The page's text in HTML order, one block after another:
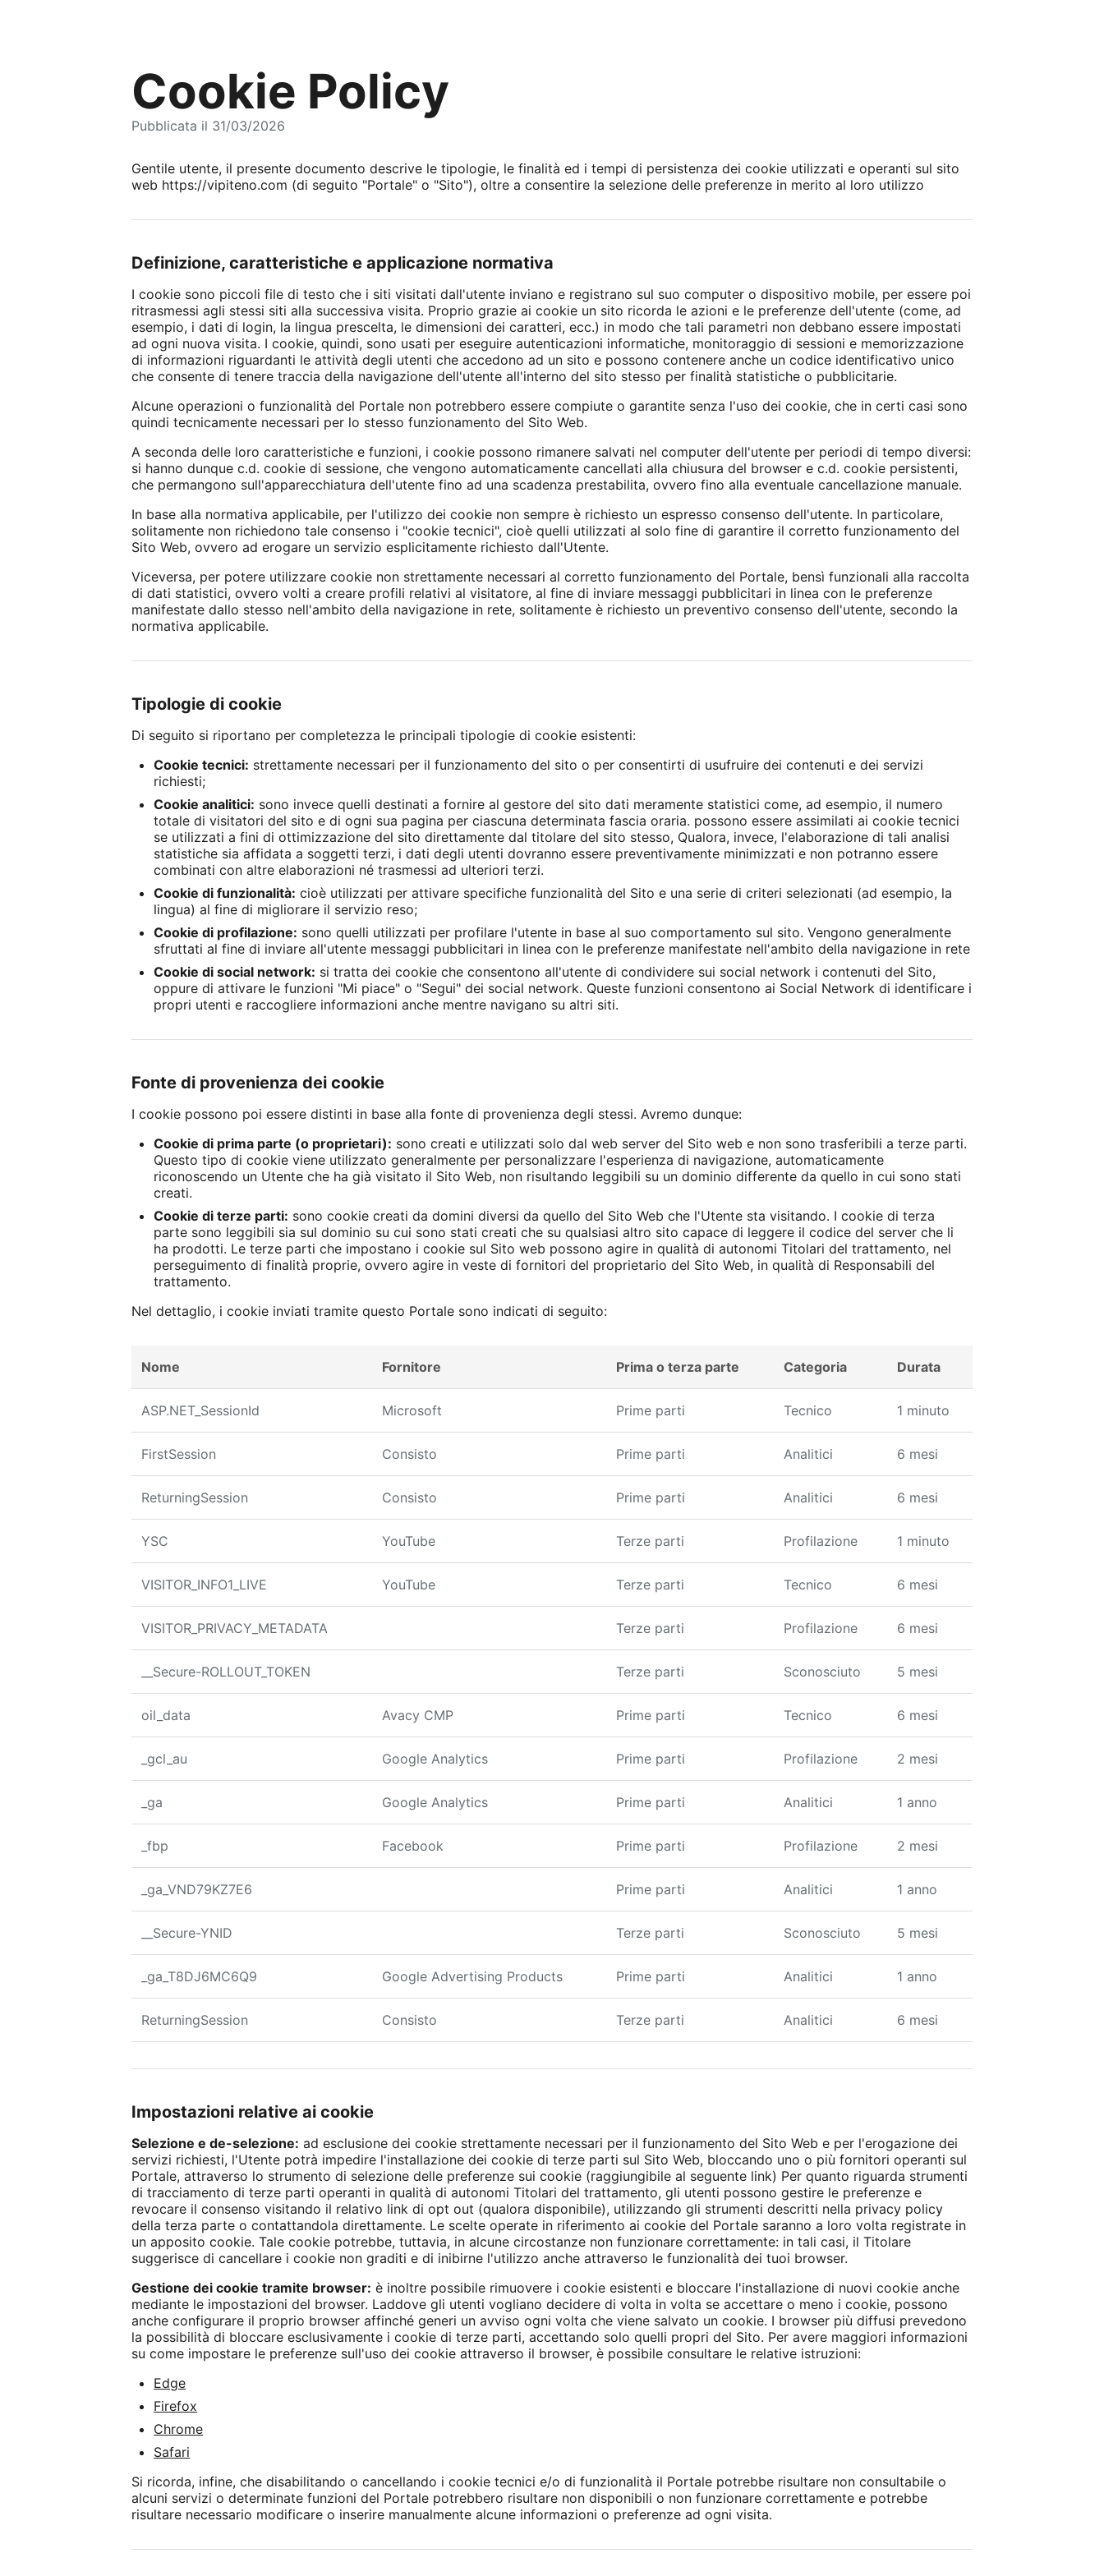
Cookie Policy
Pubblicata il 31/03/2026
Gentile utente, il presente documento descrive le tipologie, le finalità ed i tempi di persistenza dei cookie utilizzati e operanti sul sito
web https://vipiteno.com (di seguito "Portale" o "Sito"), oltre a consentire la selezione delle preferenze in merito al loro utilizzo
Definizione, caratteristiche e applicazione normativa
I cookie sono piccoli file di testo che i siti visitati dall'utente inviano e registrano sul suo computer o dispositivo mobile, per essere poi
ritrasmessi agli stessi siti alla successiva visita. Proprio grazie ai cookie un sito ricorda le azioni e le preferenze dell'utente (come, ad
esempio, i dati di login, la lingua prescelta, le dimensioni dei caratteri, ecc.) in modo che tali parametri non debbano essere impostati
ad ogni nuova visita. I cookie, quindi, sono usati per eseguire autenticazioni informatiche, monitoraggio di sessioni e memorizzazione
di informazioni riguardanti le attività degli utenti che accedono ad un sito e possono contenere anche un codice identificativo unico
che consente di tenere traccia della navigazione dell'utente all'interno del sito stesso per finalità statistiche o pubblicitarie.
Alcune operazioni o funzionalità del Portale non potrebbero essere compiute o garantite senza l'uso dei cookie, che in certi casi sono
quindi tecnicamente necessari per lo stesso funzionamento del Sito Web.
A seconda delle loro caratteristiche e funzioni, i cookie possono rimanere salvati nel computer dell'utente per periodi di tempo diversi:
si hanno dunque c.d. cookie di sessione, che vengono automaticamente cancellati alla chiusura del browser e c.d. cookie persistenti,
che permangono sull'apparecchiatura dell'utente fino ad una scadenza prestabilita, ovvero fino alla eventuale cancellazione manuale.
In base alla normativa applicabile, per l'utilizzo dei cookie non sempre è richiesto un espresso consenso dell'utente. In particolare,
solitamente non richiedono tale consenso i "cookie tecnici", cioè quelli utilizzati al solo fine di garantire il corretto funzionamento del
Sito Web, ovvero ad erogare un servizio esplicitamente richiesto dall'Utente.
Viceversa, per potere utilizzare cookie non strettamente necessari al corretto funzionamento del Portale, bensì funzionali alla raccolta
di dati statistici, ovvero volti a creare profili relativi al visitatore, al fine di inviare messaggi pubblicitari in linea con le preferenze
manifestate dallo stesso nell'ambito della navigazione in rete, solitamente è richiesto un preventivo consenso dell'utente, secondo la
normativa applicabile.
Tipologie di cookie
Di seguito si riportano per completezza le principali tipologie di cookie esistenti:
Cookie tecnici: strettamente necessari per il funzionamento del sito o per consentirti di usufruire dei contenuti e dei servizi
richiesti;
Cookie analitici: sono invece quelli destinati a fornire al gestore del sito dati meramente statistici come, ad esempio, il numero
totale di visitatori del sito e di ogni sua pagina per ciascuna determinata fascia oraria. possono essere assimilati ai cookie tecnici
se utilizzati a fini di ottimizzazione del sito direttamente dal titolare del sito stesso, Qualora, invece, l'elaborazione di tali analisi
statistiche sia affidata a soggetti terzi, i dati degli utenti dovranno essere preventivamente minimizzati e non potranno essere
combinati con altre elaborazioni né trasmessi ad ulteriori terzi.
Cookie di funzionalità: cioè utilizzati per attivare specifiche funzionalità del Sito e una serie di criteri selezionati (ad esempio, la
lingua) al fine di migliorare il servizio reso;
Cookie di profilazione: sono quelli utilizzati per profilare l'utente in base al suo comportamento sul sito. Vengono generalmente
sfruttati al fine di inviare all'utente messaggi pubblicitari in linea con le preferenze manifestate nell'ambito della navigazione in rete
Cookie di social network: si tratta dei cookie che consentono all'utente di condividere sui social network i contenuti del Sito,
oppure di attivare le funzioni "Mi piace" o "Segui" dei social network. Queste funzioni consentono ai Social Network di identificare i
propri utenti e raccogliere informazioni anche mentre navigano su altri siti.
Fonte di provenienza dei cookie
I cookie possono poi essere distinti in base alla fonte di provenienza degli stessi. Avremo dunque:
Cookie di prima parte (o proprietari): sono creati e utilizzati solo dal web server del Sito web e non sono trasferibili a terze parti.
Questo tipo di cookie viene utilizzato generalmente per personalizzare l'esperienza di navigazione, automaticamente
riconoscendo un Utente che ha già visitato il Sito Web, non risultando leggibili su un dominio differente da quello in cui sono stati
creati.
Cookie di terze parti: sono cookie creati da domini diversi da quello del Sito Web che l'Utente sta visitando. I cookie di terza
parte sono leggibili sia sul dominio su cui sono stati creati che su qualsiasi altro sito capace di leggere il codice del server che li
ha prodotti. Le terze parti che impostano i cookie sul Sito web possono agire in qualità di autonomi Titolari del trattamento, nel
perseguimento di finalità proprie, ovvero agire in veste di fornitori del proprietario del Sito Web, in qualità di Responsabili del
trattamento.
Nel dettaglio, i cookie inviati tramite questo Portale sono indicati di seguito:
Nome Fornitore Prima o terza parte Categoria Durata
ASP.NET_SessionId Microsoft Prime parti Tecnico 1 minuto
FirstSession Consisto Prime parti Analitici 6 mesi
ReturningSession Consisto Prime parti Analitici 6 mesi
YSC YouTube Terze parti Profilazione 1 minuto
VISITOR_INFO1_LIVE YouTube Terze parti Tecnico 6 mesi
VISITOR_PRIVACY_METADATA Terze parti Profilazione 6 mesi
__Secure-ROLLOUT_TOKEN Terze parti Sconosciuto 5 mesi
oil_data Avacy CMP Prime parti Tecnico 6 mesi
_gcl_au Google Analytics Prime parti Profilazione 2 mesi
_ga Google Analytics Prime parti Analitici 1 anno
_fbp Facebook Prime parti Profilazione 2 mesi
_ga_VND79KZ7E6 Prime parti Analitici 1 anno
__Secure-YNID Terze parti Sconosciuto 5 mesi
_ga_T8DJ6MC6Q9 Google Advertising Products Prime parti Analitici 1 anno
ReturningSession Consisto Terze parti Analitici 6 mesi
Impostazioni relative ai cookie
Selezione e de-selezione: ad esclusione dei cookie strettamente necessari per il funzionamento del Sito Web e per l'erogazione dei
servizi richiesti, l'Utente potrà impedire l'installazione dei cookie di terze parti sul Sito Web, bloccando uno o più fornitori operanti sul
Portale, attraverso lo strumento di selezione delle preferenze sui cookie (raggiungibile al seguente link) Per quanto riguarda strumenti
di tracciamento di terze parti operanti in qualità di autonomi Titolari del trattamento, gli utenti possono gestire le preferenze e
revocare il consenso visitando il relativo link di opt out (qualora disponibile), utilizzando gli strumenti descritti nella privacy policy
della terza parte o contattandola direttamente. Le scelte operate in riferimento ai cookie del Portale saranno a loro volta registrate in
un apposito cookie. Tale cookie potrebbe, tuttavia, in alcune circostanze non funzionare correttamente: in tali casi, il Titolare
suggerisce di cancellare i cookie non graditi e di inibirne l'utilizzo anche attraverso le funzionalità dei tuoi browser.
Gestione dei cookie tramite browser: è inoltre possibile rimuovere i cookie esistenti e bloccare l'installazione di nuovi cookie anche
mediante le impostazioni del browser. Laddove gli utenti vogliano decidere di volta in volta se accettare o meno i cookie, possono
anche configurare il proprio browser affinché generi un avviso ogni volta che viene salvato un cookie. I browser più diffusi prevedono
la possibilità di bloccare esclusivamente i cookie di terze parti, accettando solo quelli propri del Sito. Per avere maggiori informazioni
su come impostare le preferenze sull'uso dei cookie attraverso il browser, è possibile consultare le relative istruzioni:
Edge
Firefox
Chrome
Safari
Si ricorda, infine, che disabilitando o cancellando i cookie tecnici e/o di funzionalità il Portale potrebbe risultare non consultabile o
alcuni servizi o determinate funzioni del Portale potrebbero risultare non disponibili o non funzionare correttamente e potrebbe
risultare necessario modificare o inserire manualmente alcune informazioni o preferenze ad ogni visita.